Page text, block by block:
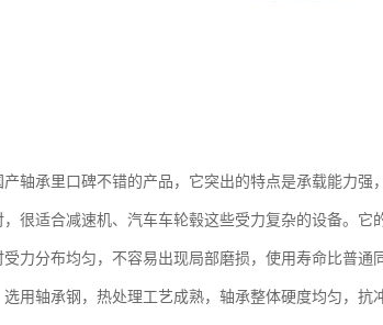
轴承里口碑不错的产品，它突出的特点是承载能力
很适合减速机、汽车车轮毂这些受力复杂的设备。
力分布均匀，不容易出现局部磨损，使用寿命比普通
用轴承钢，热处理工艺成熟，轴承整体硬度均匀，